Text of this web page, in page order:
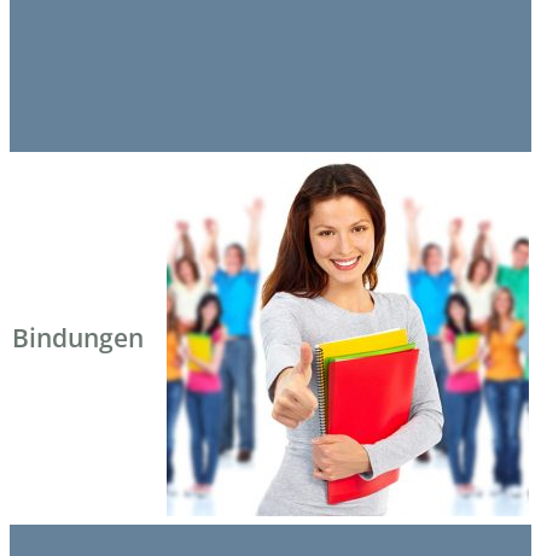
Bindungen